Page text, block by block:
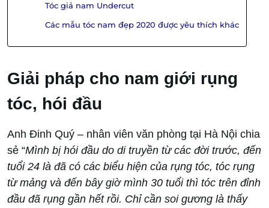
Tóc giả nam Undercut
Các mẫu tóc nam đẹp 2020 được yêu thích khác
Giải pháp cho nam giới rụng
tóc, hói đầu
Anh Đinh Quý – nhân viên văn phòng tại Hà Nội chia
sẻ “Mình bị hói đầu do di truyền từ các đời trước, đến
tuổi 24 là đã có các biểu hiện của rụng tóc, tóc rụng
từ mảng và đến bây giờ mình 30 tuổi thì tóc trên đỉnh
đầu đã rụng gần hết rồi. Chỉ cần soi gương là thấy